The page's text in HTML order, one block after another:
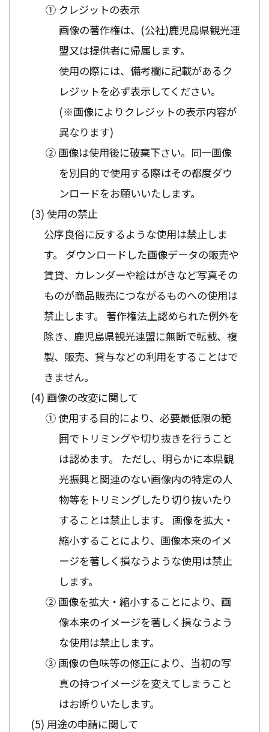
① クレジットの表示
画像の著作権は、(公社)鹿児島県観光連
盟又は提供者に帰属します。
使用の際には、備考欄に記載があるク
レジットを必ず表示してください。
(※画像によりクレジットの表示内容が
異なります)
② 画像は使用後に破棄下さい。同一画像
を別目的で使用する際はその都度ダウ
ンロードをお願いいたします。
使用の禁止
公序良俗に反するような使用は禁止しま
す。 ダウンロードした画像データの販売や
賃貸、カレンダーや絵はがきなど写真その
ものが商品販売につながるものへの使用は
禁止します。 著作権法上認められた例外を
除き、鹿児島県観光連盟に無断で転載、複
製、販売、貸与などの利用をすることはで
きません。
画像の改変に関して
① 使用する目的により、必要最低限の範
囲でトリミングや切り抜きを行うこと
は認めます。 ただし、明らかに本県観
光振興と関連のない画像内の特定の人
物等をトリミングしたり切り抜いたり
することは禁止します。 画像を拡大・
縮小することにより、画像本来のイメ
ージを著しく損なうような使用は禁止
します。
② 画像を拡大・縮小することにより、画
像本来のイメージを著しく損なうよう
な使用は禁止します。
③ 画像の色味等の修正により、当初の写
真の持つイメージを変えてしまうこと
はお断りいたします。
用途の申請に関して